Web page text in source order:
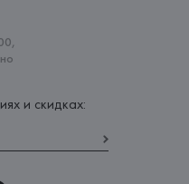
и скидках: